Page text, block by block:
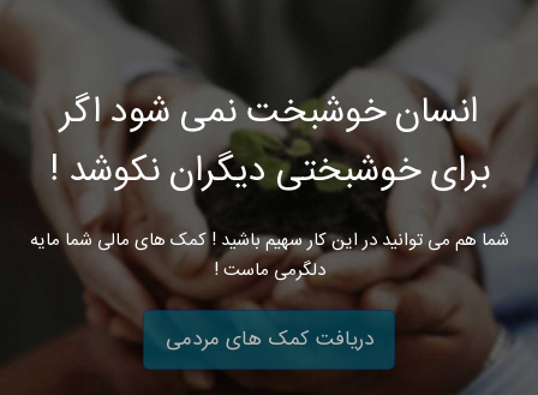
انسان خوشبخت نمی شود اگر
برای خوشبختی دیگران نکوشد !
شما هم می توانید در این کار سهیم باشید ! کمک های مالی شما مایه
دلگرمی ماست !
دریافت کمک های مردمی